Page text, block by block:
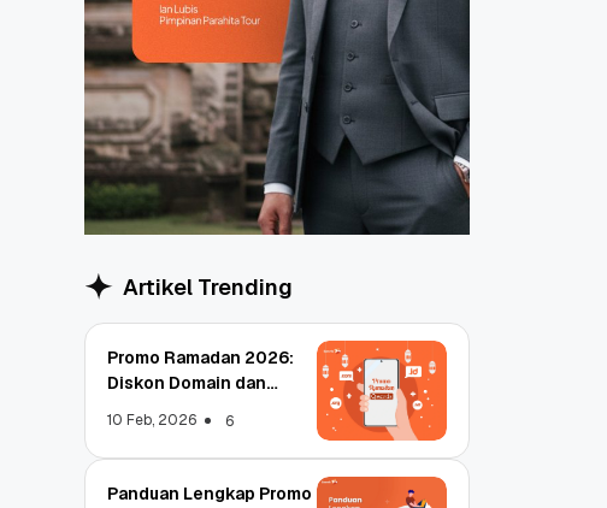
Artikel Trending
Promo Ramadan 2026:
Diskon Domain dan
10 Feb, 2026 6
Panduan Lengkap Promo